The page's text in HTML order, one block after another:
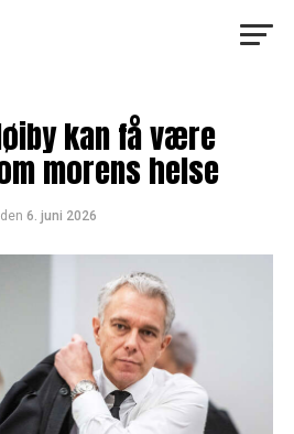
kan få være
morens helse
den 6. juni 2026